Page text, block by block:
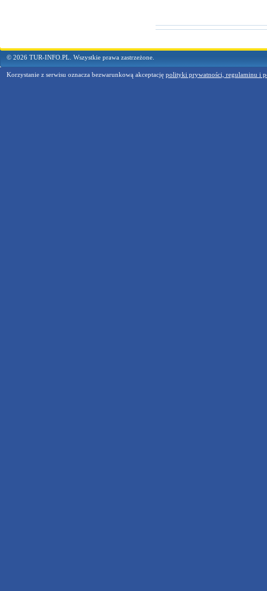
© 2026 TUR-INFO.PL. Wszystkie prawa zastrzeżone.
Korzystanie z serwisu oznacza bezwarunkową akceptację polityki prywatności, regulaminu i